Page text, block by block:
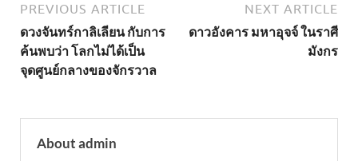
PREVIOUS ARTICLE
ดวงจันทร์กาลิเลียน กับการ
ค้นพบว่า โลกไม่ได้เป็น
จุดศูนย์กลางของจักรวาล
NEXT ARTICLE
ดาวอังคาร มหาอุจจ์ ในราศี
มังกร
About admin